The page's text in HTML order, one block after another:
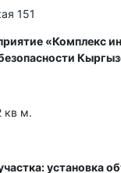
151
«Комплекс
кв м.
установка